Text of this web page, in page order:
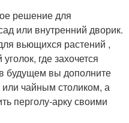
решение для
или внутренний дворик.
вьющихся растений ,
где захочется
будущем вы дополните
или чайным столиком, а
перголу-арку своими